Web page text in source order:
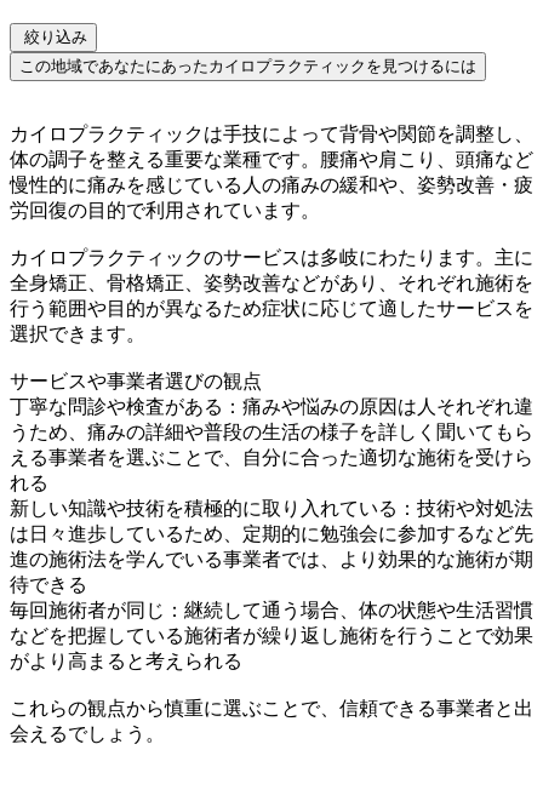
絞り込み
この地域であなたにあったカイロプラクティックを見つけるには
カイロプラクティックは手技によって背骨や関節を調整し、
体の調子を整える重要な業種です。腰痛や肩こり、頭痛など
慢性的に痛みを感じている人の痛みの緩和や、姿勢改善・疲
労回復の目的で利用されています。
カイロプラクティックのサービスは多岐にわたります。主に
全身矯正、骨格矯正、姿勢改善などがあり、それぞれ施術を
行う範囲や目的が異なるため症状に応じて適したサービスを
選択できます。
サービスや事業者選びの観点
丁寧な問診や検査がある：痛みや悩みの原因は人それぞれ違
うため、痛みの詳細や普段の生活の様子を詳しく聞いてもら
える事業者を選ぶことで、自分に合った適切な施術を受けら
れる
新しい知識や技術を積極的に取り入れている：技術や対処法
は日々進歩しているため、定期的に勉強会に参加するなど先
進の施術法を学んでいる事業者では、より効果的な施術が期
待できる
毎回施術者が同じ：継続して通う場合、体の状態や生活習慣
などを把握している施術者が繰り返し施術を行うことで効果
がより高まると考えられる
これらの観点から慎重に選ぶことで、信頼できる事業者と出
会えるでしょう。